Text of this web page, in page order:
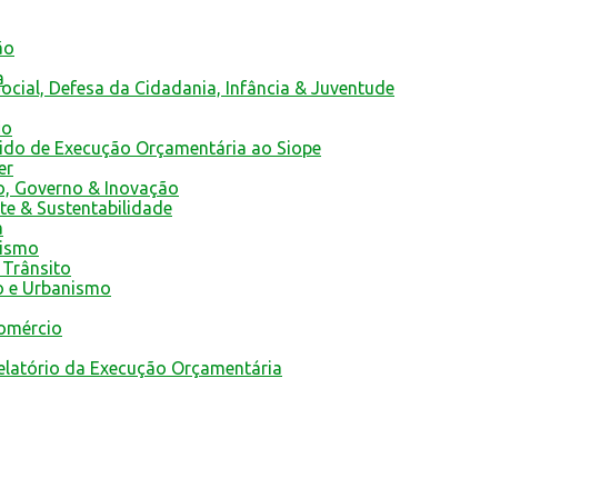
Defesa da Cidadania, Infância & Juventude
de Execução Orçamentária ao Siope
Governo & Inovação
& Sustentabilidade
e Urbanismo
da Execução Orçamentária